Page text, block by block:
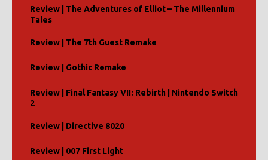
Review | The Adventures of Elliot – The Millennium
Tales
Review | The 7th Guest Remake
Review | Gothic Remake
Review | Final Fantasy VII: Rebirth | Nintendo Switch
2
Review | Directive 8020
Review | 007 First Light